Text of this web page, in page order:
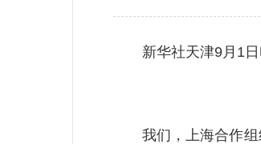
新华社天津9月1日
我们，上海合作组织